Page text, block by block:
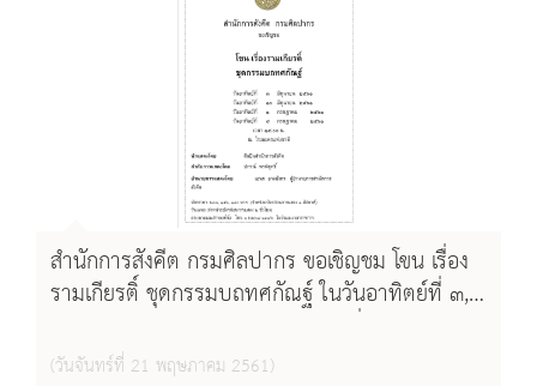
สำนักการสังคีต กรมศิลปากร ขอเชิญชม โขน เรื่อง
รามเกียรติ์ ชุดกรรมบถทศกัณฐ์ ในวันอาทิตย์ที่ ๓,
กรกฎาคม ๒๕๖๑ เวลา ๑๔.๐๐ น. ณ โรงละครแห่ง
(วันจันทร์ที่ 21 พฤษภาคม 2561)